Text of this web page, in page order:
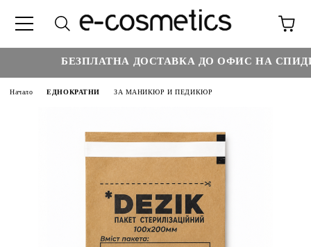
БЕЗПЛАТНА ДОСТАВКА ДО ОФИС НА СПИДИ
Начало ЕДНОКРАТНИ ЗА МАНИКЮР И ПЕДИКЮР